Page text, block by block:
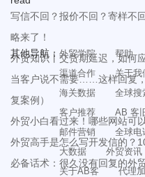
写信不回？报价不回？寄样不
略来了！
外贸知识丨交货期延迟，如何
当客户说不需要……这样回复
复案例）
外贸小白看过来！哪些网站可
外贸高手是怎么写开发信的？
必备话术：很久没有回复的外
其他导航： 外贸学院 帮助
渠道合作
关于我
海关数据
全球搜
客户推荐
AB 客
邮件营销
全球电
大数据
外贸资讯
关于AB客
代理